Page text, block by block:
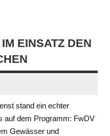
EINSATZ DEN
stand ein echter
auf dem Programm: FwDV
Gewässer und